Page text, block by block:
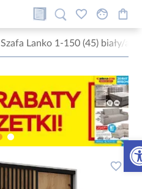
Szafa Lanko 1-150 (45) biały/